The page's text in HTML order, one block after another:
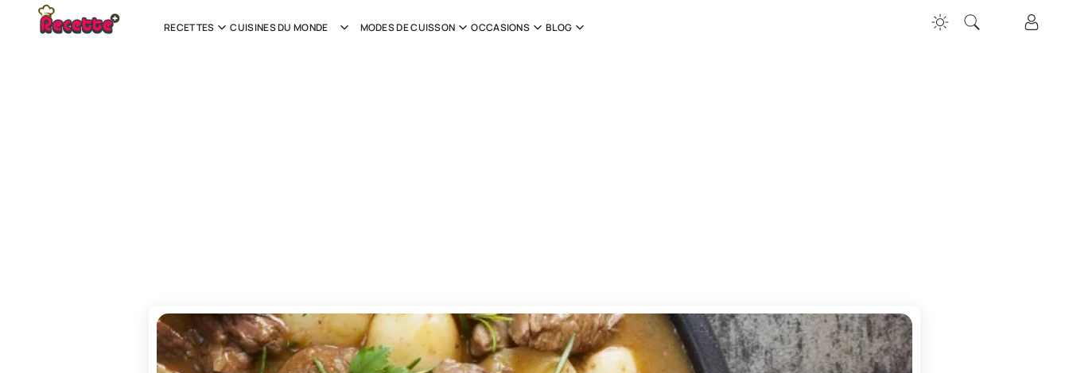
RECETTES CUISINES DU MONDE MODES DE CUISSON OCCASIONS BLOG